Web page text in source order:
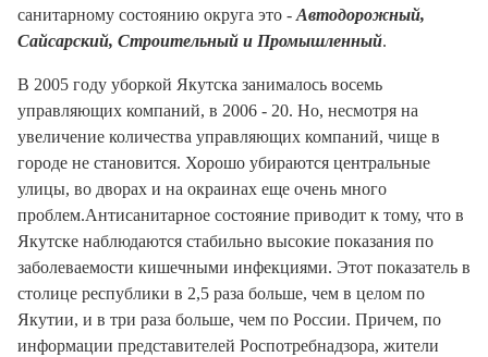
санитарному состоянию округа это - Автодорожный,
Сайсарский, Строительный и Промышленный.
В 2005 году уборкой Якутска занималось восемь
управляющих компаний, в 2006 - 20. Но, несмотря на
увеличение количества управляющих компаний, чище в
городе не становится. Хорошо убираются центральные
улицы, во дворах и на окраинах еще очень много
проблем.Антисанитарное состояние приводит к тому, что в
Якутске наблюдаются стабильно высокие показания по
заболеваемости кишечными инфекциями. Этот показатель в
столице республики в 2,5 раза больше, чем в целом по
Якутии, и в три раза больше, чем по России. Причем, по
информации представителей Роспотребнадзора, жители